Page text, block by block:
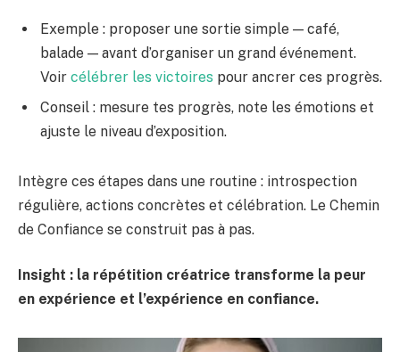
Exemple : proposer une sortie simple — café,
balade — avant d’organiser un grand événement.
Voir célébrer les victoires pour ancrer ces progrès.
Conseil : mesure tes progrès, note les émotions et
ajuste le niveau d’exposition.
Intègre ces étapes dans une routine : introspection
régulière, actions concrètes et célébration. Le Chemin
de Confiance se construit pas à pas.
Insight : la répétition créatrice transforme la peur
en expérience et l’expérience en confiance.